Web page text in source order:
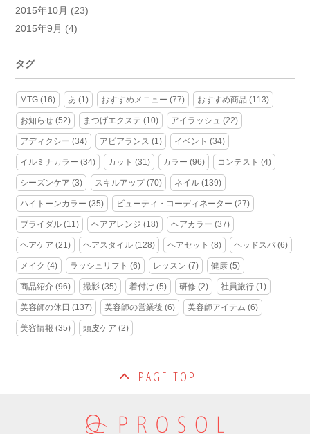
2015年10月 (23)
2015年9月 (4)
タグ
MTG (16) あ (1) おすすめメニュー (77) おすすめ商品 (113)
お知らせ (52) まつげエクステ (10) アイラッシュ (22)
アディクシー (34) アピアランス (1) イベント (34)
イルミナカラー (34) カット (31) カラー (96) コンテスト (4)
シーズンケア (3) スキルアップ(70) ネイル (139)
ハイトーンカラー (35) ビューティ・コーディネーター (27)
ブライダル (11) ヘアアレンジ (18) ヘアカラー (37)
ヘアケア (21) ヘアスタイル (128) ヘアセット (8) ヘッドスパ (6)
メイク (4) ラッシュリフト (6) レッスン (7) 健康 (5)
商品紹介 (96) 撮影 (35) 着付け (5) 研修 (2) 社員旅行 (1)
美容師の休日 (137) 美容師の営業後 (6) 美容師アイテム (6)
美容情報 (35) 頭皮ケア (2)
PAGE TOP